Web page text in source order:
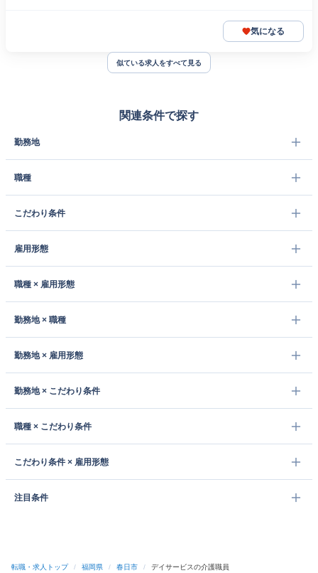
気になる
似ている求人をすべて見る
関連条件で探す
勤務地
職種
こだわり条件
雇用形態
職種 × 雇用形態
勤務地 × 職種
勤務地 × 雇用形態
勤務地 × こだわり条件
職種 × こだわり条件
こだわり条件 × 雇用形態
注目条件
転職・求人トップ / 福岡県 / 春日市 / デイサービスの介護職員